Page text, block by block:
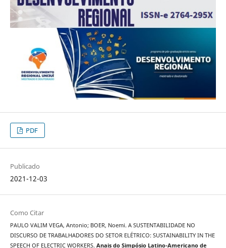
PDF
Publicado
2021-12-03
Como Citar
PAULO VALIM VEGA, Antonio; BOER, Noemi. A SUSTENTABILIDADE NO
DISCURSO DE TRABALHADORES DO SETOR ELÉTRICO: SUSTAINABILITY IN THE
SPEECH OF ELECTRIC WORKERS. Anais do Simpósio Latino-Americano de